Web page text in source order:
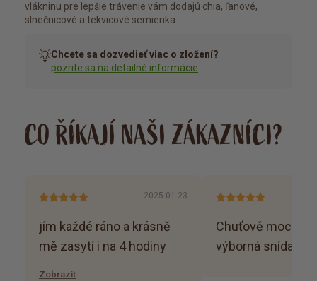
vlákninu pre lepšie trávenie vám dodajú chia, ľanové,
slnečnicové a tekvicové semienka.
Chcete sa dozvedieť viac o zložení?
pozrite sa na detailné informácie
CO ŘÍKAJÍ NAŠI ZÁKAZNÍCI?
2025-01-23
jím každé ráno a krásně
mě zasytí i na 4 hodiny
Zobrazit
Chuťově moc
výborná snídaně